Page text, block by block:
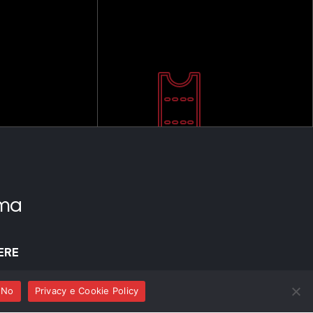
No Privacy e Cookie Policy